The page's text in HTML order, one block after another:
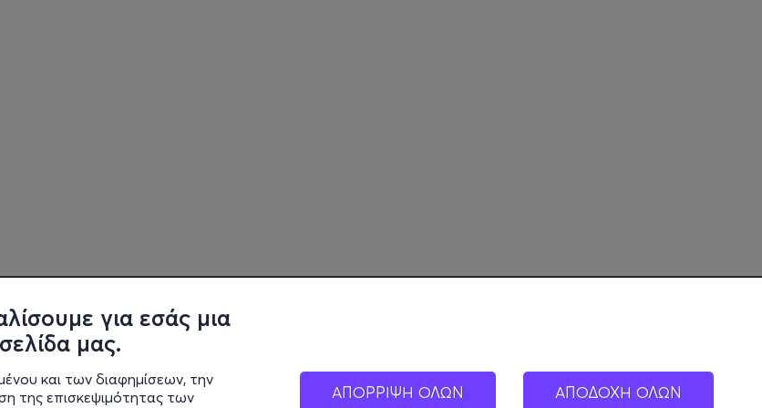
για εσάς μια
μας.
και των διαφημίσεων, την
της επισκεψιμότητας των
ΑΠΟΡΡΙΨΗ ΟΛΩΝ ΑΠΟΔΟΧΗ ΟΛΩΝ